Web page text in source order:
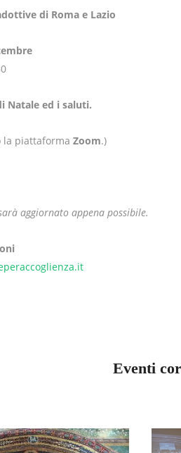
di Roma e Lazio
Natale ed i saluti.
la piattaforma Zoom.)
aggiornato appena possibile.
Eventi